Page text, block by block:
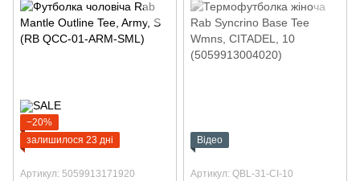
−20%
залишилося 23 дні
Артикул: 5059913171920
Відео
Артикул: QBL-31-CI-10